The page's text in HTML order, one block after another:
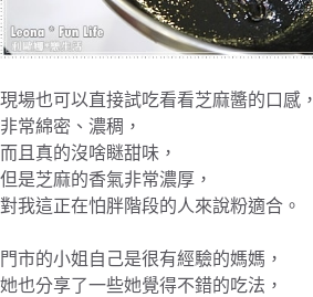
現場也可以直接試吃看看芝麻醬的口感，
非常綿密、濃稠，
而且真的沒啥瞇甜味，
但是芝麻的香氣非常濃厚，
對我這正在怕胖階段的人來說粉適合。
門市的小姐自己是很有經驗的媽媽，
她也分享了一些她覺得不錯的吃法，